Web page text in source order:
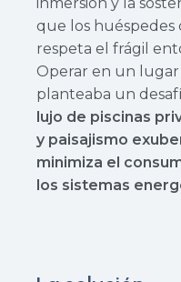
que los
respeta el frágil
Operar en un
planteaba un
lujo de piscinas
y paisajismo
minimiza el
los sistemas